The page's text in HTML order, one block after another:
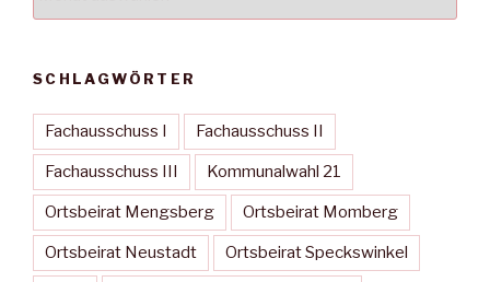
SCHLAGWÖRTER
Fachausschuss I Fachausschuss II
Fachausschuss III Kommunalwahl 21
Ortsbeirat Mengsberg Ortsbeirat Momberg
Ortsbeirat Neustadt Ortsbeirat Speckswinkel